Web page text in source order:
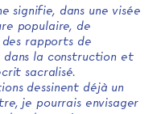
signifie, dans une visée
populaire, de
rapports de
dans la construction et
sacralisé.
dessinent déjà un
je pourrais envisager